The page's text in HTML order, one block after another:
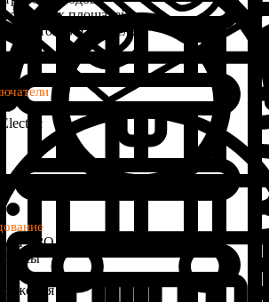
открытых площадей
водостоков и кровель
Electric
и УЗО
провод